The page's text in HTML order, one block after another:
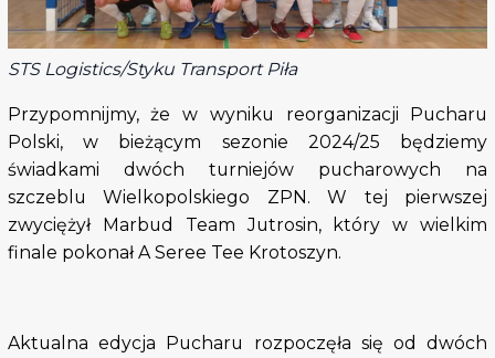
STS Logistics/Styku Transport Piła
Przypomnijmy, że w wyniku reorganizacji Pucharu
Polski, w bieżącym sezonie 2024/25 będziemy
świadkami dwóch turniejów pucharowych na
szczeblu Wielkopolskiego ZPN. W tej pierwszej
zwyciężył Marbud Team Jutrosin, który w wielkim
finale pokonał A Seree Tee Krotoszyn.
Aktualna edycja Pucharu rozpoczęła się od dwóch